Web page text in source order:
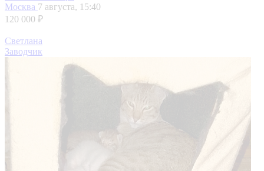
Москва 7 августа, 15:40
120 000 ₽
Светлана
Заводчик